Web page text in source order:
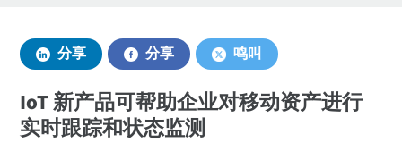
分享 分享 鸣叫
IoT 新产品可帮助企业对移动资产进行
实时跟踪和状态监测